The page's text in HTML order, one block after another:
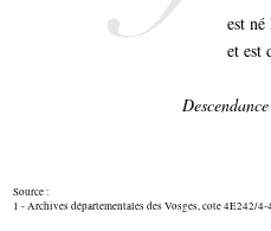
est
et est
Source :
1 - Archives départementales des Vosges, cote 4E242/